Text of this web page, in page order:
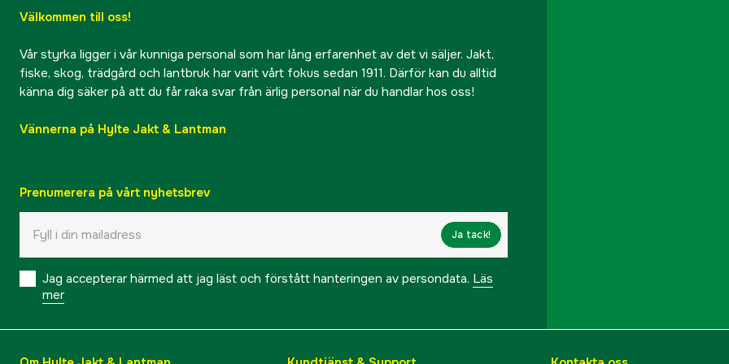
Välkommen till oss!
Vår styrka ligger i vår kunniga personal som har lång erfarenhet av det vi säljer. Jakt,
fiske, skog, trädgård och lantbruk har varit vårt fokus sedan 1911. Därför kan du alltid
känna dig säker på att du får raka svar från ärlig personal när du handlar hos oss!
Vännerna på Hylte Jakt & Lantman
Prenumerera på vårt nyhetsbrev
Ja tack!
Jag accepterar härmed att jag läst och förstått hanteringen av persondata. Läs
mer